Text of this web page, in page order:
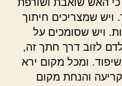
כי האש שואבת ושורפת
שמצריכים חיתוך
ויש שסומכים על
לזוב דרך חתך זה,
ומכל מקום ירא
והנחת מקום